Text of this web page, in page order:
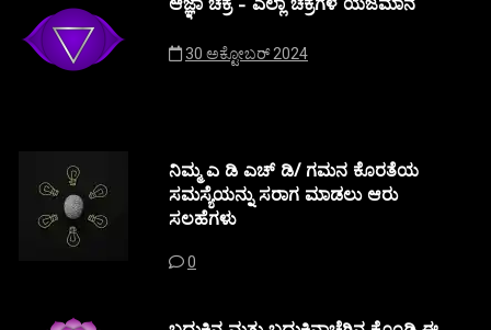
ಆಜ್ಞಾ ಚಕ್ರ – ಎಲ್ಲಾ ಚಕ್ರಗಳ ಯಜಮಾನ
30 ಅಕ್ಟೋಬರ್ 2024
ನಿಮ್ಮ ಎ ಡಿ ಎಚ್ ಡಿ/ ಗಮನ ಕೊರತೆಯ
ಸಮಸ್ಯೆಯನ್ನು ಸರಾಗ ಮಾಡಲು ಆರು
ಸಲಹೆಗಳು
0